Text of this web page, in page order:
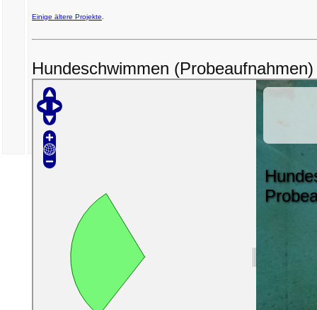
Einige ältere Projekte
Hundeschwimmen (Probeaufnahmen)